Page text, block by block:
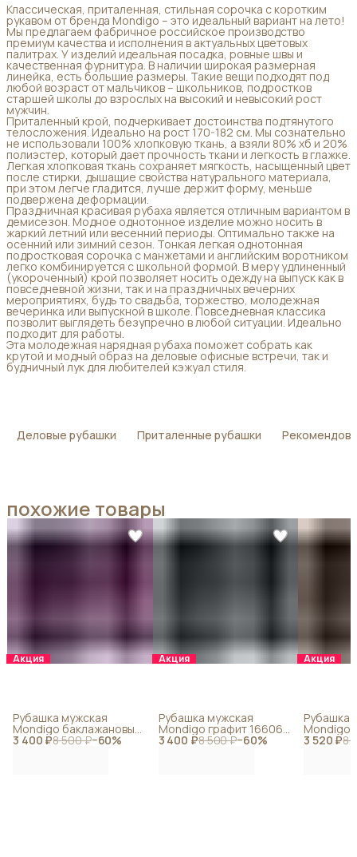
Классическая, приталенная, стильная сорочка с коротким
рукавом от бренда Mondigo – это идеальный вариант на лето!
Мы предлагаем фабричное российское производство
премиум качества и исполнения в актуальных цветовых
палитрах. У изделий идеальная посадка, ровные швы и
качественная фурнитура. В наличии широкая размерная
линейка, есть большие размеры. Такие вещи подходят под
любой возраст от мальчиков – школьников, подростков
старшей школы до взрослых на высокий и невысокий рост
мужчин.
Приталенный крой, подчеркивает достоинства подтянутого
телосложения. Идеально на рост 170-182 см. Мы сознательно
не использовали 100% хлопковую ткань, а взяли 80% хб и 20%
полиэстер, который дает прочность ткани и легкость в глажке.
Легкая хлопковая ткань сохраняет мягкость, насыщенный цвет
после стирки, дышащие свойства натурального материала,
при этом легче гладится, лучше держит форму, меньше
подвержена деформации.
Праздничная красивая рубаха является отличным вариантом в
демисезон. Модное однотонное изделие можно носить в
жаркий летний или весенний периоды. Оптимально также на
осенний или зимний сезон. Тонкая легкая однотонная
подростковая сорочка с манжетами и английским воротником
легко комбинируется с школьной формой. В меру удлиненный
(укороченный) крой позволяет носить одежду на выпуск как в
повседневной жизни, так и на праздничных вечерних
мероприятиях, будь то свадьба, торжество, молодежная
вечеринка или выпускной в школе. Повседневная классика
позволит выглядеть безупречно в любой ситуации. Идеально
подходит для работы.
Эта молодежная нарядная рубаха поможет собрать как
крутой и модный образ на деловые офисные встречи, так и
будничный лук для любителей кэжуал стиля.
Деловые рубашки Приталенные рубашки
похожие товары
Акция
3 400 ₽8 500 ₽−60%
Рубашка мужская
Mondigo баклажановый
16611-77
Акция
3 400 ₽8 500 ₽−60%
Рубашка мужская
Mondigo графит 16606-
14
Акция
3 520 ₽8
Рубашка
Mondigo
16605-49